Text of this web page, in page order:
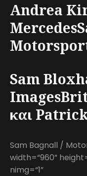
Andrea
Sam
και
Sam Bagnall /
width=“960”
nimg=“1”